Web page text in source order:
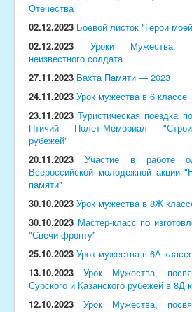
Отечества
02.12.2023 Боевой листок "Герои
02.12.2023
Уроки Мужества,
неизвестного солдата
27.11.2023 Вахта Памяти — 2023
24.11.2023 Урок мужества в 6 классе
23.11.2023 Туристическая поездка
Птичий Полет-Мемориал
рубежей"
20.11.2023
Участие в работе
Всероссийской молодежной акции
памяти"
30.10.2023 Урок мужества в 8Ж
30.10.2023 Мастер-класс по
"Свечи фронту"
25.10.2023 Урок мужества в 6А
13.10.2023
Урок Мужества,
Сурского и Казанского рубежей в 8Д
12.10.2023
Урок Мужества,